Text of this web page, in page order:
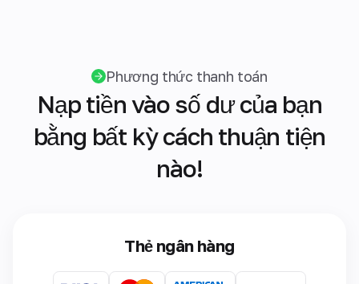
Phương thức thanh toán
Nạp tiền vào số dư của bạn
bằng bất kỳ cách thuận tiện
nào!
Thẻ ngân hàng